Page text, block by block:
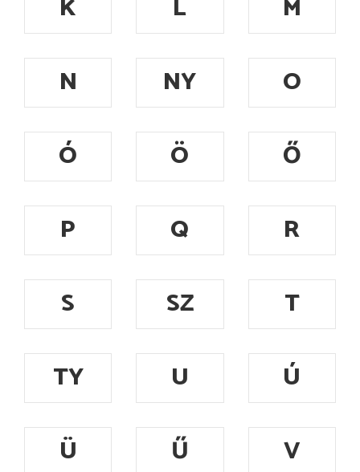
K L
M
N
NY
O
Ó
Ö
Ő
P
Q
R
S
SZ
T
TY
U
Ú
Ü
Ű
V